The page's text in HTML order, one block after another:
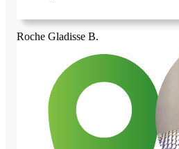
Roche Gladisse B.